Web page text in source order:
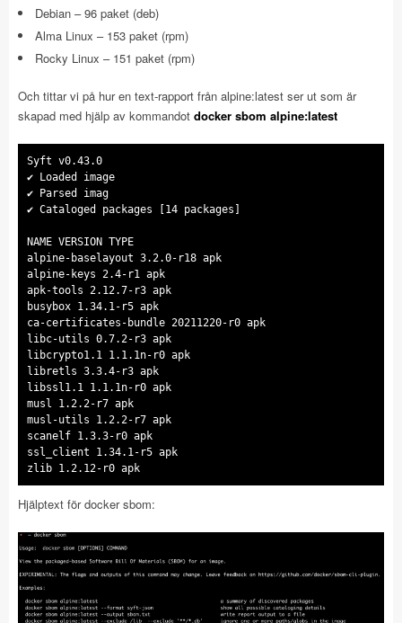
Debian – 96 paket (deb)
Alma Linux – 153 paket (rpm)
Rocky Linux – 151 paket (rpm)
Och tittar vi på hur en text-rapport från alpine:latest ser ut som är
skapad med hjälp av kommandot docker sbom alpine:latest
Syft v0.43.0
✔ Loaded image
✔ Parsed imag
✔ Cataloged packages [14 packages]
NAME VERSION TYPE
alpine-baselayout 3.2.0-r18 apk
alpine-keys 2.4-r1 apk
apk-tools 2.12.7-r3 apk
busybox 1.34.1-r5 apk
ca-certificates-bundle 20211220-r0 apk
libc-utils 0.7.2-r3 apk
libcrypto1.1 1.1.1n-r0 apk
libretls 3.3.4-r3 apk
libssl1.1 1.1.1n-r0 apk
musl 1.2.2-r7 apk
musl-utils 1.2.2-r7 apk
scanelf 1.3.3-r0 apk
ssl_client 1.34.1-r5 apk
zlib 1.2.12-r0 apk
Hjälptext för docker sbom: